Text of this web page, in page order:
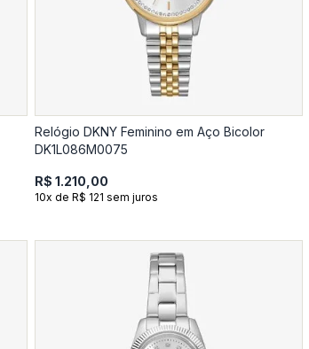
Relógio DKNY Feminino em Aço Bicolor
DK1L086M0075
R$ 1.210,00
10x de R$ 121 sem juros